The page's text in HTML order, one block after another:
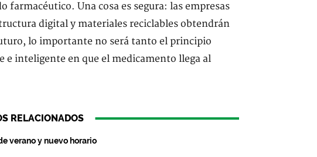
farmacéutico. Una cosa es segura: las empresas
digital y materiales reciclables obtendrán
lo importante no será tanto el principio
e inteligente en que el medicamento llega al
RELACIONADOS
verano y nuevo horario